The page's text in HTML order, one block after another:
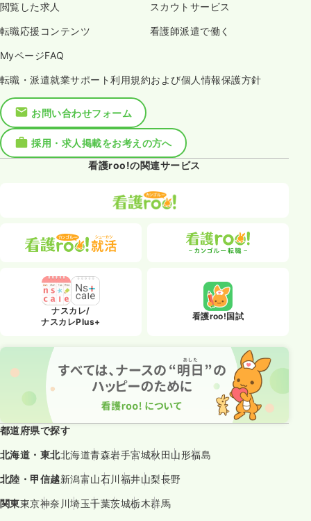
閲覧した求人 スカウトサービス
転職応援コンテンツ 看護師派遣で働く
MyページFAQ
転職・派遣就業サポート利用規約および個人情報保護方針
お問い合わせフォーム
採用・求人掲載をお考えの方へ
看護roo!の関連サービス
ナスカレ/
ナスカレPlus+
看護roo!国試
都道府県で探す
北海道・東北北海道青森岩手宮城秋田山形福島
北陸・甲信越新潟富山石川福井山梨長野
関東東京神奈川埼玉千葉茨城栃木群馬